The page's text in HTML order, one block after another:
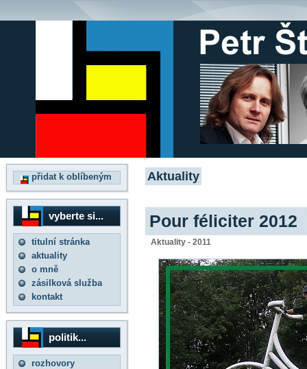
přidat k oblíbeným
vyberte si...
titulní stránka
aktuality
o mně
zásilková služba
kontakt
politik...
rozhovory
Aktuality
Pour féliciter 2012
Aktuality - 2011